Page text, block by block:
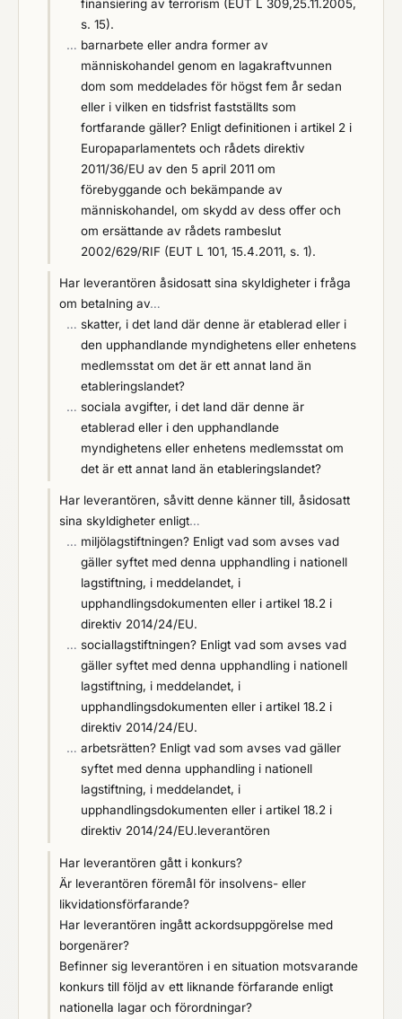
finansiering av terrorism (EUT L 309,25.11.2005,
s. 15).
… barnarbete eller andra former av
människohandel genom en lagakraftvunnen
dom som meddelades för högst fem år sedan
eller i vilken en tidsfrist fastställts som
fortfarande gäller? Enligt definitionen i artikel 2 i
Europaparlamentets och rådets direktiv
2011/36/EU av den 5 april 2011 om
förebyggande och bekämpande av
människohandel, om skydd av dess offer och
om ersättande av rådets rambeslut
2002/629/RIF (EUT L 101, 15.4.2011, s. 1).
Har leverantören åsidosatt sina skyldigheter i fråga
om betalning av…
… skatter, i det land där denne är etablerad eller i
den upphandlande myndighetens eller enhetens
medlemsstat om det är ett annat land än
etableringslandet?
… sociala avgifter, i det land där denne är
etablerad eller i den upphandlande
myndighetens eller enhetens medlemsstat om
det är ett annat land än etableringslandet?
Har leverantören, såvitt denne känner till, åsidosatt
sina skyldigheter enligt…
… miljölagstiftningen? Enligt vad som avses vad
gäller syftet med denna upphandling i nationell
lagstiftning, i meddelandet, i
upphandlingsdokumenten eller i artikel 18.2 i
direktiv 2014/24/EU.
… sociallagstiftningen? Enligt vad som avses vad
gäller syftet med denna upphandling i nationell
lagstiftning, i meddelandet, i
upphandlingsdokumenten eller i artikel 18.2 i
direktiv 2014/24/EU.
… arbetsrätten? Enligt vad som avses vad gäller
syftet med denna upphandling i nationell
lagstiftning, i meddelandet, i
upphandlingsdokumenten eller i artikel 18.2 i
direktiv 2014/24/EU.leverantören
Har leverantören gått i konkurs?
Är leverantören föremål för insolvens- eller
likvidationsförfarande?
Har leverantören ingått ackordsuppgörelse med
borgenärer?
Befinner sig leverantören i en situation motsvarande
konkurs till följd av ett liknande förfarande enligt
nationella lagar och förordningar?